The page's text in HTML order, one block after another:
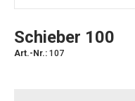
Schieber 100
Art.-Nr.: 107